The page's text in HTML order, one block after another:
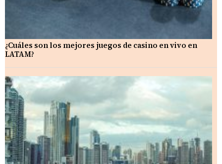
¿Cuáles son los mejores juegos de casino en vivo en
LATAM?